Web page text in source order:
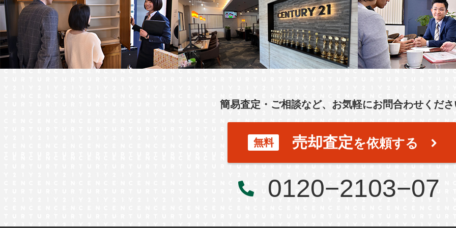
簡易査定・ご相談など、お気軽にお問合わせくださ
無料 売却査定を依頼する
0120−2103−07